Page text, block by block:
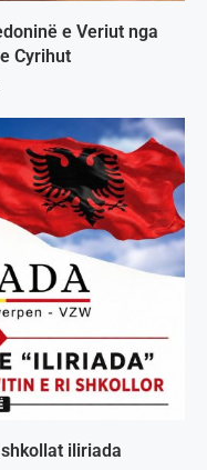
e Veriut nga
Cyrihut
iliriada